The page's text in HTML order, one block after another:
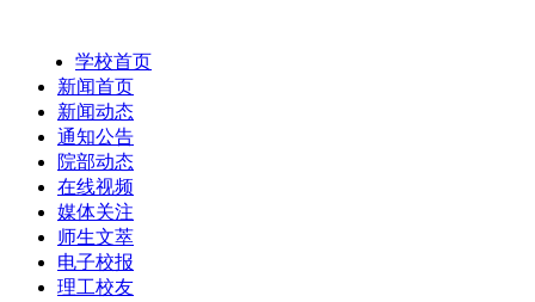
学校首页
新闻首页
新闻动态
通知公告
院部动态
在线视频
媒体关注
师生文萃
电子校报
理工校友